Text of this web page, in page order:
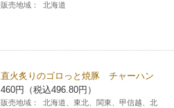
販売地域： 北海道
直火炙りのゴロっと焼豚 チャーハン
460円（税込496.80円）
販売地域：
北海道、東北、関東、甲信越、北